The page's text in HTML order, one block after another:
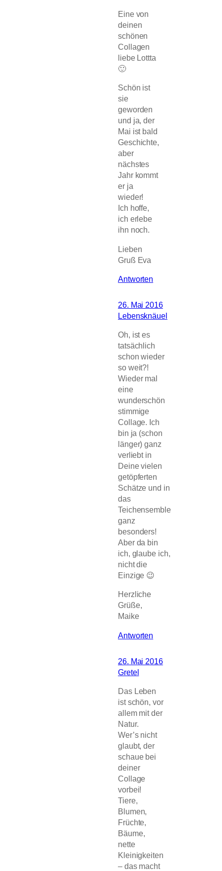
Eine von
deinen
schönen
Collagen
liebe Lottta
🙂
Schön ist
sie
geworden
und ja, der
Mai ist bald
Geschichte,
aber
nächstes
Jahr kommt
er ja
wieder!
Ich hoffe,
ich erlebe
ihn noch.
Lieben
Gruß Eva
Antworten
26. Mai 2016
Lebensknäuel
Oh, ist es
tatsächlich
schon wieder
so weit?!
Wieder mal
eine
wunderschön
stimmige
Collage. Ich
bin ja (schon
länger) ganz
verliebt in
Deine vielen
getöpferten
Schätze und in
das
Teichensemble
ganz
besonders!
Aber da bin
ich, glaube ich,
nicht die
Einzige 😉
Herzliche
Grüße,
Maike
Antworten
26. Mai 2016
Gretel
Das Leben
ist schön, vor
allem mit der
Natur.
Wer’s nicht
glaubt, der
schaue bei
deiner
Collage
vorbei!
Tiere,
Blumen,
Früchte,
Bäume,
nette
Kleinigkeiten
– das macht